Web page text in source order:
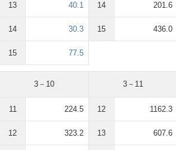
13 40.1
14 30.3
15 77.5
14 201.6
15 436.0
3－10
11 224.5
12 323.2
3－11
12 1162.3
13 607.6